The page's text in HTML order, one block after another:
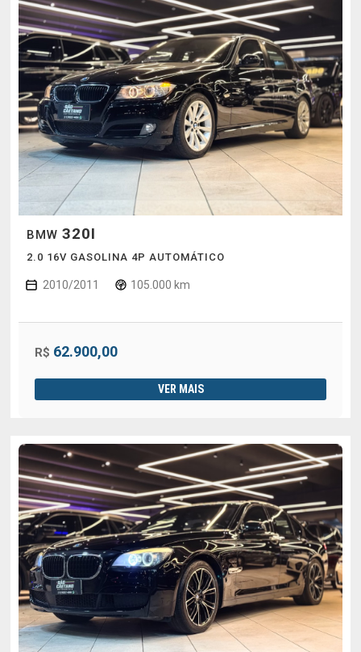
BMW 320I
2.0 16V GASOLINA 4P AUTOMÁTICO
2010/2011 105.000 km
R$ 62.900,00
VER MAIS